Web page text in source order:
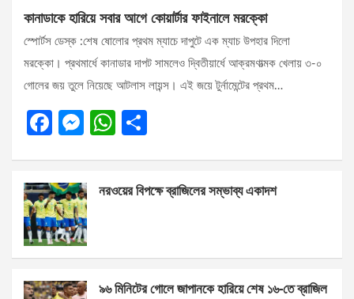
কানাডাকে হারিয়ে সবার আগে কোয়ার্টার ফাইনালে মরক্কো
স্পোর্টস ডেস্ক :শেষ ষোলোর প্রথম ম্যাচে দাপুটে এক ম্যাচ উপহার দিলো
মরক্কো। প্রথমার্ধে কানাডার দাপট সামলেও দ্বিতীয়ার্ধে আক্রমণাত্মক খেলায় ৩-০
গোলের জয় তুলে নিয়েছে আটলাস লায়ন্স। এই জয়ে টুর্নামেন্টের প্রথম…
F
b
o
o
k
M
n
g
er
W
s
p
e
নরওয়ের বিপক্ষে ব্রাজিলের সম্ভাব্য একাদশ
৯৬ মিনিটের গোলে জাপানকে হারিয়ে শেষ ১৬-তে ব্রাজিল